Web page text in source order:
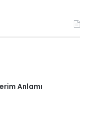
Anlamı